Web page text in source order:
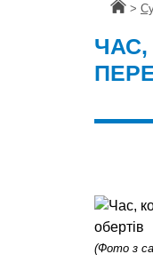
Головна
>
(Фото з